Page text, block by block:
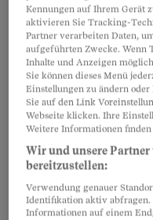
Teilen Anhören
Artikel teilen
Endlichden ersten
Busch hat es
Zwanzigjährigen.
Malerlehre
gefunden. Nur
Kennungen auf Ihrem Gerät
aktivieren Sie Tracking-
Partner verarbeiten Daten,
aufgeführten Zwecke. Wenn
Inhalte und Anzeigen
Sie können dieses Menü
Einstellungen zu ändern
Sie auf den Link
Webseite klicken. Ihre
Weitere Informationen
Wir und unsere Partner
bereitzustellen:
Verwendung genauer
Identifikation aktiv
Informationen auf einem